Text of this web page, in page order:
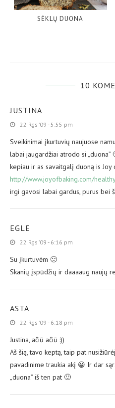
SĖKLŲ DUONA
10
JUSTINA
22 Rgs ’09 - 5:55 pm
Sveikinimai įkurtuvių naujuose
labai jaugardžiai atrodo si „duona”
kepiau ir as savaitgalį duoną is Joy
http://www.joyofbaking.com/
irgi gavosi labai gardus, purus bei
EGLE
22 Rgs ’09 - 6:16 pm
Su įkurtuvėm 🙂
Skanių įspūdžių ir daaaaug naujų
ASTA
22 Rgs ’09 - 6:18 pm
Justina, ačiū ačiū :))
Aš šią, tavo keptą, taip pat
pavadinime traukia akį 😀 Ir dar
„duona” iš ten pat 🙂